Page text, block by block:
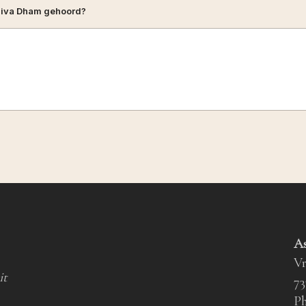
Dham gehoord?